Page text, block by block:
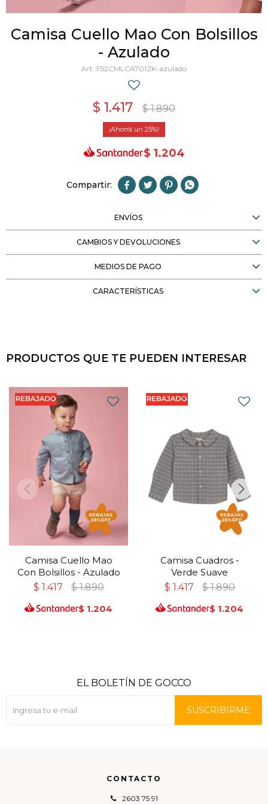
Camisa Cuello Mao Con Bolsillos
- Azulado
F52CMLCA701ZK-azulado
$ 1.417 $ 1.890
25
$ 1.204
   
ENVÍOS
CAMBIOS Y DEVOLUCIONES
MEDIOS DE PAGO
CARACTERÍSTICAS
PRODUCTOS QUE TE PUEDEN INTERESAR
Camisa Cuello Mao
Con Bolsillos - Azulado
$ 1.417 $ 1.890
$ 1.204
Camisa Cuadros -
Verde Suave
$ 1.417 $ 1.890
$ 1.204
CONTACTO
2603 75 91
EL BOLETÍN DE GOCCO
SUSCRIBIRME